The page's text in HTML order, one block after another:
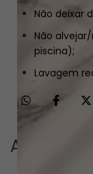
Não deixar
Não
piscina);
Lavagem
Avaliações